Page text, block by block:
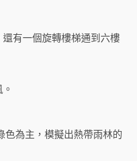
有一個旋轉樓梯通到六樓
色為主，模擬出熱帶雨林的